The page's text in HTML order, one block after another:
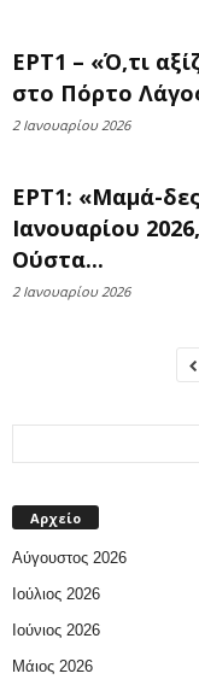
ΕΡΤ1 – «Ό,τι
στο Πόρτο
2 Ιανουαρίου 2026
ΕΡΤ1: «Μαμά-
Ιανουαρίου
Ούστα...
2 Ιανουαρίου 2026
Αρχείο
Αύγουστος 2026
Ιούλιος 2026
Ιούνιος 2026
Μάιος 2026